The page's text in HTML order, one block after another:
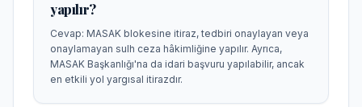
yapılır?
Cevap: MASAK blokesine itiraz, tedbiri onaylayan veya
onaylamayan sulh ceza hâkimliğine yapılır. Ayrıca,
MASAK Başkanlığı'na da idari başvuru yapılabilir, ancak
en etkili yol yargısal itirazdır.